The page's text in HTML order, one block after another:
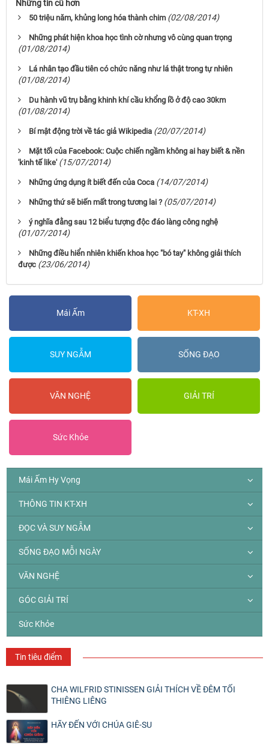
Những tin cũ hơn
50 triệu năm, khủng long hóa thành chim (02/08/2014)
Những phát hiện khoa học tình cờ nhưng vô cùng quan trọng
(01/08/2014)
Lá nhân tạo đầu tiên có chức năng như lá thật trong tự nhiên
(01/08/2014)
Du hành vũ trụ bằng khinh khí cầu khổng lồ ở độ cao 30km
(01/08/2014)
Bí mật động trời về tác giả Wikipedia (20/07/2014)
Mặt tối của Facebook: Cuộc chiến ngầm không ai hay biết & nền
'kinh tế like' (15/07/2014)
Những ứng dụng ít biết đến của Coca (14/07/2014)
Những thứ sẽ biến mất trong tương lai ? (05/07/2014)
ý nghĩa đằng sau 12 biểu tượng độc đáo làng công nghệ
(01/07/2014)
Những điều hiển nhiên khiến khoa học "bó tay" không giải thích
được (23/06/2014)
Mái Ấm KT-XH
SUY NGẪM SỐNG ĐẠO
VĂN NGHỆ GIẢI TRÍ
Sức Khỏe
Mái Ấm Hy Vọng
THÔNG TIN KT-XH
ĐỌC VÀ SUY NGẪM
SỐNG ĐẠO MỖI NGÀY
VĂN NGHỆ
GÓC GIẢI TRÍ
Sức Khỏe
Tin tiêu điểm
CHA WILFRID STINISSEN GIẢI THÍCH VỀ ĐÊM TỐI
THIÊNG LIÊNG
HÃY ĐẾN VỚI CHÚA GIÊ-SU